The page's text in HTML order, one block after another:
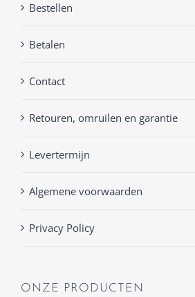
Bestellen
Betalen
Contact
Retouren, omruilen en garantie
Levertermijn
Algemene voorwaarden
Privacy Policy
ONZE PRODUCTEN